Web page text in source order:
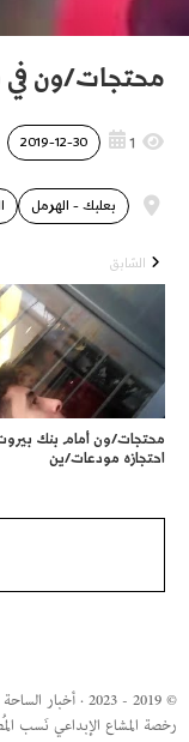
محتجات/ون في
1
2019-12-30
بعلبك - الهرمل
السّابق
محتجات/ون أمام بنك
احتجازه مودعات/ين
© 2019 - 2023 ·
رخصة المشاع الإبداعي نَسب